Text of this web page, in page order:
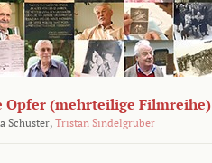
Opfer (mehrteilige Filmreihe)
Schuster,Tristan Sindelgruber